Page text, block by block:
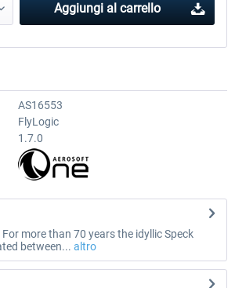
Aggiungi al carrello
AS16553
FlyLogic
1.7.0
For more than 70 years the idyllic Speck
between... altro